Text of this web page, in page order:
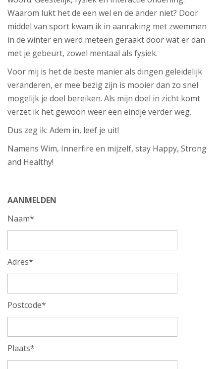
Waarom lukt het de een wel en de ander niet? Door
middel van sport kwam ik in aanraking met zwemmen
in de winter en werd meteen geraakt door wat er dan
met je gebeurt, zowel mentaal als fysiek.
Voor mij is het de beste manier als dingen geleidelijk
veranderen, er mee bezig zijn is mooier dan zo snel
mogelijk je doel bereiken. Als mijn doel in zicht komt
verzet ik het gewoon weer een eindje verder weg.
Dus zeg ik: Adem in, leef je uit!
Namens Wim, Innerfire en mijzelf, stay Happy, Strong
and Healthy!
AANMELDEN
Naam*
Adres*
Postcode*
Plaats*